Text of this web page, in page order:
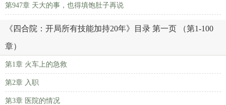
第947章 天大的事，也得填饱肚子再说
《四合院：开局所有技能加持20年》目录 第一页 （第1-100
章）
第1章 火车上的急救
第2章 入职
第3章 医院的情况